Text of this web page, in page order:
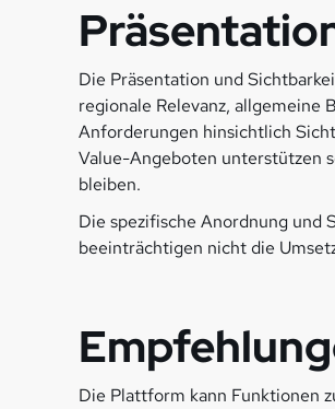
Die Präsentation und
regionale Relevanz, allgemeine
Anforderungen hinsichtlich
Value-Angeboten unterstützen
bleiben.
Die spezifische Anordnung und
beeinträchtigen nicht die
Die Plattform kann Funktionen